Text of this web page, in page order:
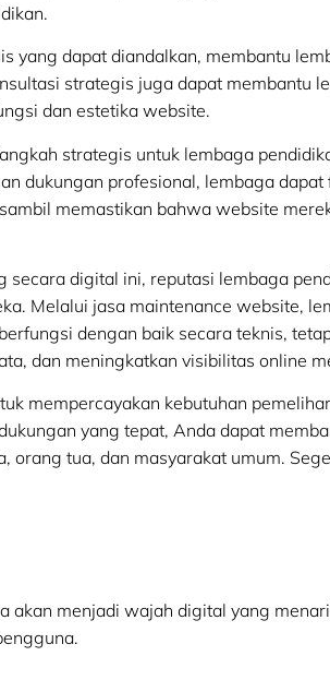
yang dapat diandalkan, membantu
strategis juga dapat membantu
dan estetika website.
strategis untuk lembaga
dukungan profesional, lembaga dapat
memastikan bahwa website
secara digital ini, reputasi lembaga
Melalui jasa maintenance website,
dengan baik secara teknis,
dan meningkatkan visibilitas online
mempercayakan kebutuhan
yang tepat, Anda dapat
tua, dan masyarakat umum.
akan menjadi wajah digital yang